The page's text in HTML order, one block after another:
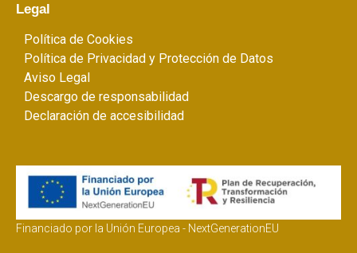
Legal
Política de Cookies
Política de Privacidad y Protección de Datos
Aviso Legal
Descargo de responsabilidad
Declaración de accesibilidad
Financiado por la Unión Europea - NextGenerationEU